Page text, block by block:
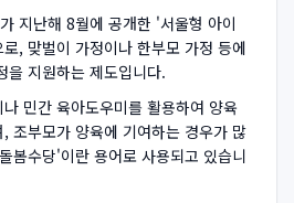
지난해 8월에 공개한 '서울형 아이
, 맞벌이 가정이나 한부모 가정 등에
을 지원하는 제도입니다.
민간 육아도우미를 활용하여 양육
조부모가 양육에 기여하는 경우가 많
봄수당'이란 용어로 사용되고 있습니